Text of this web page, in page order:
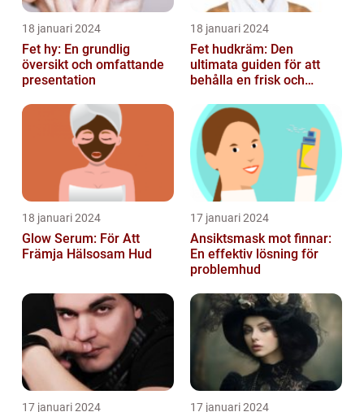
18 januari 2024
Fet hy: En grundlig
översikt och omfattande
presentation
18 januari 2024
Fet hudkräm: Den
ultimata guiden för att
behålla en frisk och
18 januari 2024
Glow Serum: För Att
Främja Hälsosam Hud
17 januari 2024
Ansiktsmask mot finnar:
En effektiv lösning för
problemhud
17 januari 2024 17 januari 2024